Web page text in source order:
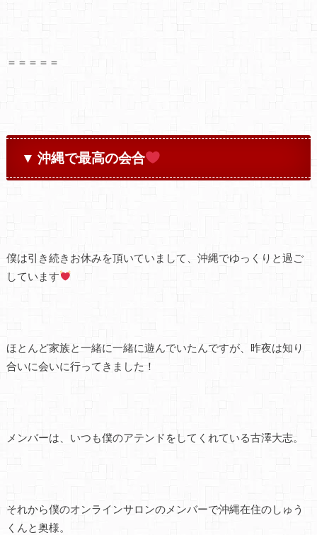
＝＝＝＝＝
▼ 沖縄で最高の会合
僕は引き続きお休みを頂いていまして、沖縄でゆっくりと過ご
しています
ほとんど家族と一緒に一緒に遊んでいたんですが、昨夜は知り
合いに会いに行ってきました！
メンバーは、いつも僕のアテンドをしてくれている古澤大志。
それから僕のオンラインサロンのメンバーで沖縄在住のしゅう
くんと奥様。